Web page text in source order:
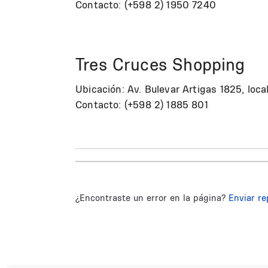
Contacto: (+598 2) 1950 7240
Tres Cruces Shopping
Ubicación: Av. Bulevar Artigas 1825,
Contacto: (+598 2) 1885 801
¿Encontraste un error en la página? Enviar